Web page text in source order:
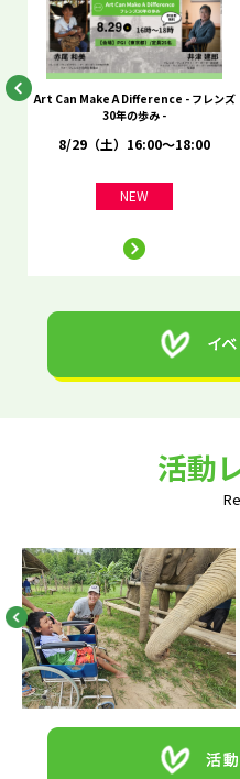
Art Can Make A Difference - フレンズ
30年の歩み -
8/29（土）16:00～18:00
NEW
活動